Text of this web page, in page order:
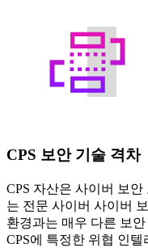
CPS 보안 기술 격차
CPS 자산은 사이버 보
는 전문 사이버 사이버
환경과는 매우 다른 보
CPS에 특정한 위협 인